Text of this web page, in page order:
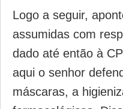
Logo a seguir,
assumidas com
dado até então à
aqui o senhor
máscaras, a